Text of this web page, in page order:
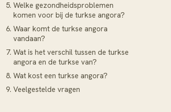
Welke gezondheidsproblemen
komen voor bij de turkse angora?
Waar komt de turkse angora
vandaan?
Wat is het verschil tussen de turkse
angora en de turkse van?
Wat kost een turkse angora?
Veelgestelde vragen